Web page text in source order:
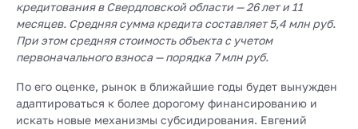
кредитования в Свердловской области — 26 лет и 11
месяцев. Средняя сумма кредита составляет 5,4 млн руб.
При этом средняя стоимость объекта с учетом
первоначального взноса — порядка 7 млн руб.
По его оценке, рынок в ближайшие годы будет вынужден
адаптироваться к более дорогому финансированию и
искать новые механизмы субсидирования. Евгений